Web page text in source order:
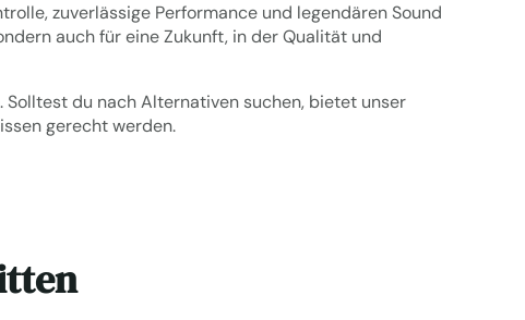
zuverlässige Performance und legendären Sound
auch für eine Zukunft, in der Qualität und
du nach Alternativen suchen, bietet unser
gerecht werden.